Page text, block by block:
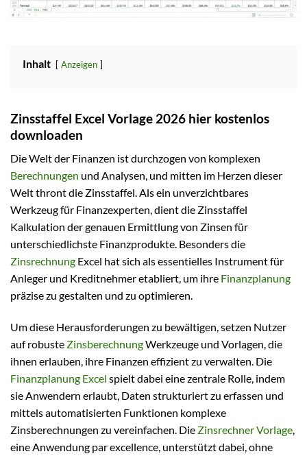
Inhalt Anzeigen
Zinsstaffel Excel Vorlage 2026 hier kostenlos
downloaden
Die Welt der Finanzen ist durchzogen von komplexen
Berechnungen und Analysen, und mitten im Herzen dieser
Welt thront die Zinsstaffel. Als ein unverzichtbares
Werkzeug für Finanzexperten, dient die Zinsstaffel
Kalkulation der genauen Ermittlung von Zinsen für
unterschiedlichste Finanzprodukte. Besonders die
Zinsrechnung Excel hat sich als essentielles Instrument für
Anleger und Kreditnehmer etabliert, um ihre Finanzplanung
präzise zu gestalten und zu optimieren.
Um diese Herausforderungen zu bewältigen, setzen Nutzer
auf robuste ZinsberechnungWerkzeuge und Vorlagen, die
ihnen erlauben, ihre Finanzen effizient zu verwalten. Die
Finanzplanung Excel spielt dabei eine zentrale Rolle, indem
sie Anwendern erlaubt, Daten strukturiert zu erfassen und
mittels automatisierten Funktionen komplexe
Zinsberechnungen zu vereinfachen. Die Zinsrechner Vorlage,
eine Anwendung par excellence, unterstützt dabei, ohne